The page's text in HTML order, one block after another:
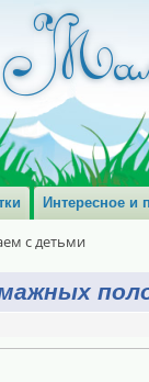
Интересное и
с детьми